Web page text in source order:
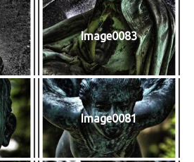
Image0083
Image0081